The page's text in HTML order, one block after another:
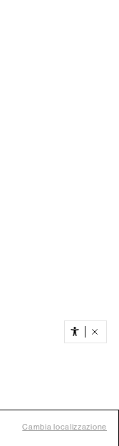
Cambia localizzazione